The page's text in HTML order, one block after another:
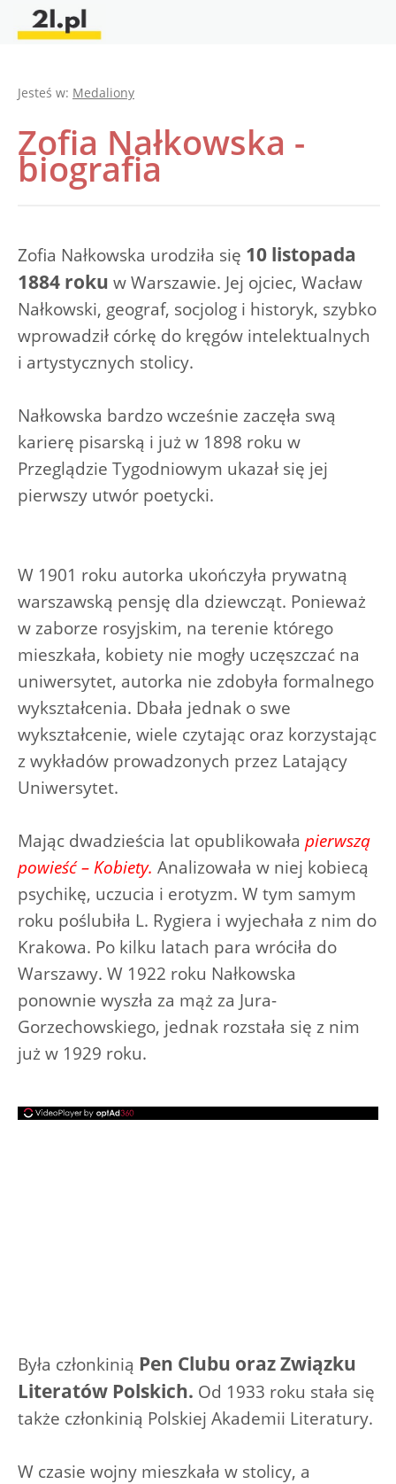
Jesteś w: Medaliony
Zofia Nałkowska -
biografia
Zofia Nałkowska urodziła się 10 listopada
1884 roku w Warszawie. Jej ojciec, Wacław
Nałkowski, geograf, socjolog i historyk, szybko
wprowadził córkę do kręgów intelektualnych
i artystycznych stolicy.
Nałkowska bardzo wcześnie zaczęła swą
karierę pisarską i już w 1898 roku w
Przeglądzie Tygodniowym ukazał się jej
pierwszy utwór poetycki.
W 1901 roku autorka ukończyła prywatną
warszawską pensję dla dziewcząt. Ponieważ
w zaborze rosyjskim, na terenie którego
mieszkała, kobiety nie mogły uczęszczać na
uniwersytet, autorka nie zdobyła formalnego
wykształcenia. Dbała jednak o swe
wykształcenie, wiele czytając oraz korzystając
z wykładów prowadzonych przez Latający
Uniwersytet.
Mając dwadzieścia lat opublikowała pierwszą
powieść – Kobiety. Analizowała w niej kobiecą
psychikę, uczucia i erotyzm. W tym samym
roku poślubiła L. Rygiera i wyjechała z nim do
Krakowa. Po kilku latach para wróciła do
Warszawy. W 1922 roku Nałkowska
ponownie wyszła za mąż za Jura-
Gorzechowskiego, jednak rozstała się z nim
już w 1929 roku.
Była członkinią Pen Clubu oraz Związku
Literatów Polskich. Od 1933 roku stała się
także członkinią Polskiej Akademii Literatury.
W czasie wojny mieszkała w stolicy, a